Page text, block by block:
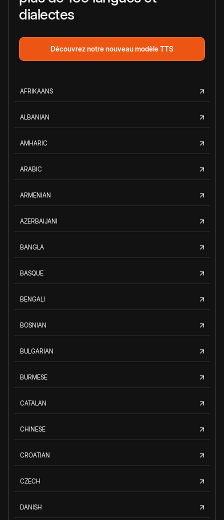
dialectes
Découvrez notre nouveau modèle TTS
AFRIKAANS
ALBANIAN
AMHARIC
ARABIC
ARMENIAN
AZERBAIJANI
BANGLA
BASQUE
BENGALI
BOSNIAN
BULGARIAN
BURMESE
CATALAN
CHINESE
CROATIAN
CZECH
DANISH